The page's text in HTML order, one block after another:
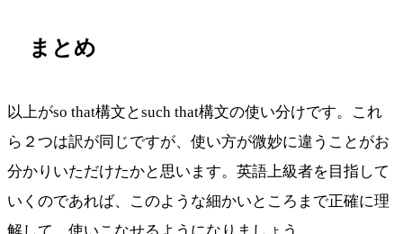
まとめ
以上がso that構文とsuch that構文の使い分けです。これ
ら２つは訳が同じですが、使い方が微妙に違うことがお
分かりいただけたかと思います。英語上級者を目指して
いくのであれば、このような細かいところまで正確に理